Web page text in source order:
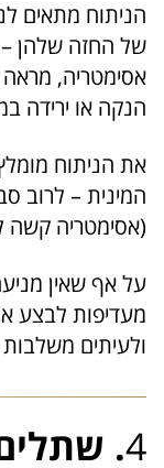
הניתוח מתאים
של החזה שלהן –
אסימטריה, מראה
הנקה או ירידה
את הניתוח
(אסימטריה קשה
על אף שאין
מעדיפות לבצע
ולעיתים
4
.